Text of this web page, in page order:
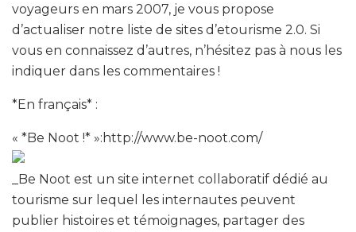
voyageurs en mars 2007, je vous propose
d’actualiser notre liste de sites d’etourisme 2.0. Si
vous en connaissez d’autres, n’hésitez pas à nous les
indiquer dans les commentaires !
*En français* :
« *Be Noot !* »:http://www.be-noot.com/
_Be Noot est un site internet collaboratif dédié au
tourisme sur lequel les internautes peuvent
publier histoires et témoignages, partager des